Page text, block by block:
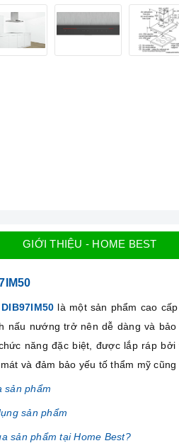
GIỚI THIỆU - HOME BEST
là một sản phẩm cao
nấu nướng trở nên dễ dàng và
năng đặc biệt, được lắp ráp
và đảm bảo yếu tố thẩm mỹ
sản phẩm
sản phẩm
sản phẩm tại Home Best?